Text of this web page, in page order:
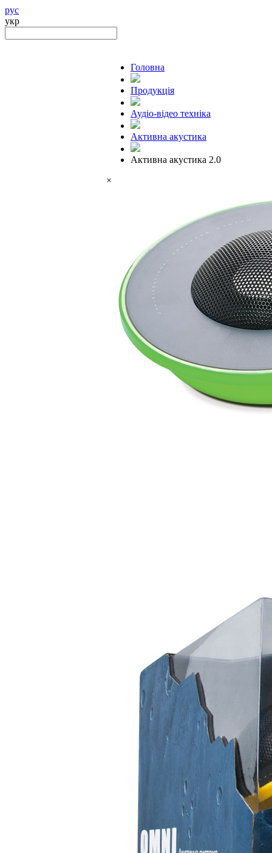
рус
укр
Головна
Продукцiя
Аудіо-відео техніка
Активна акустика
Активна акустика 2.0
×